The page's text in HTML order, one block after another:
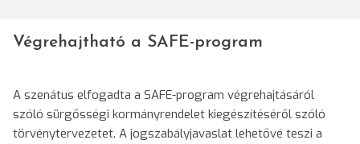
Végrehajtható a SAFE-program
A szenátus elfogadta a SAFE-program végrehajtásáról
szóló sürgősségi kormányrendelet kiegészítéséről szóló
törvénytervezetet. A jogszabályjavaslat lehetővé teszi a